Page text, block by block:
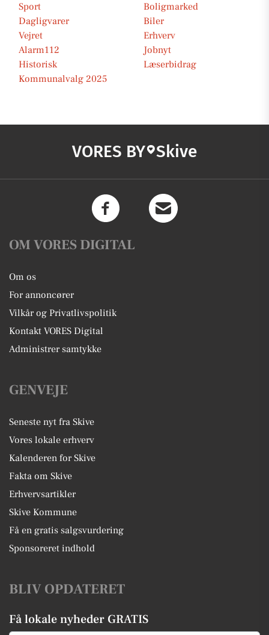
Sport
Boligmarked
Dagligvarer
Biler
Vejret
Erhverv
Alarm112
Jobnyt
Historisk
Læserbidrag
Kommunalvalg 2025
VORES BY Skive
OM VORES DIGITAL
Om os
For annoncører
Vilkår og Privatlivspolitik
Kontakt VORES Digital
Administrer samtykke
GENVEJE
Seneste nyt fra Skive
Vores lokale erhverv
Kalenderen for Skive
Fakta om Skive
Erhvervsartikler
Skive Kommune
Få en gratis salgsvurdering
Sponsoreret indhold
BLIV OPDATERET
Få lokale nyheder GRATIS